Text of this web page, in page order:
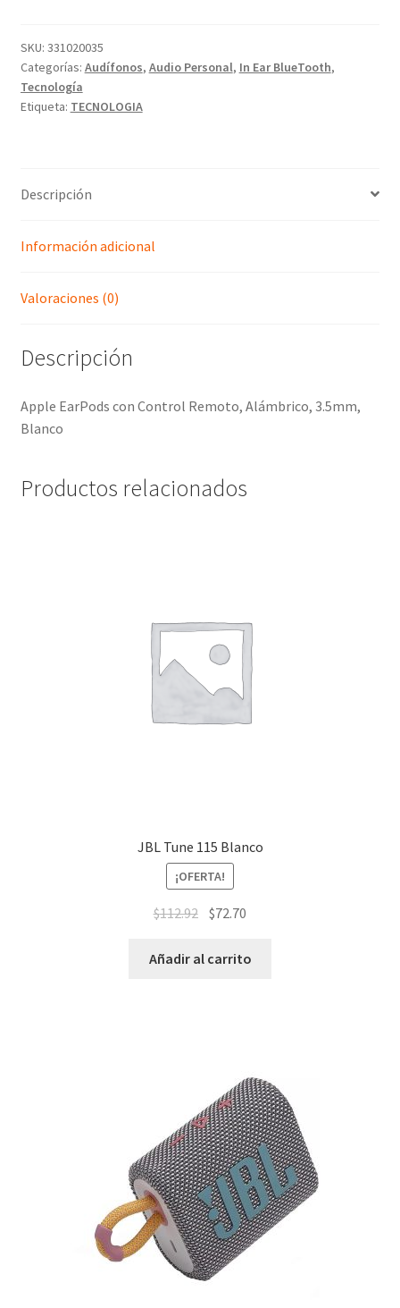
SKU: 331020035
Categorías: Audífonos, Audio Personal, In Ear BlueTooth,
Tecnología
Etiqueta: TECNOLOGIA
Descripción
Información adicional
Valoraciones (0)
Descripción
Apple EarPods con Control Remoto, Alámbrico, 3.5mm,
Blanco
Productos relacionados
JBL Tune 115 Blanco
¡OFERTA!
$112.92 $72.70
Añadir al carrito